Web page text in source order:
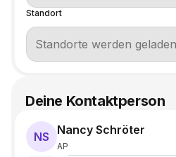
Standort
Deine Kontaktperson
NS Nancy Schröter
AP